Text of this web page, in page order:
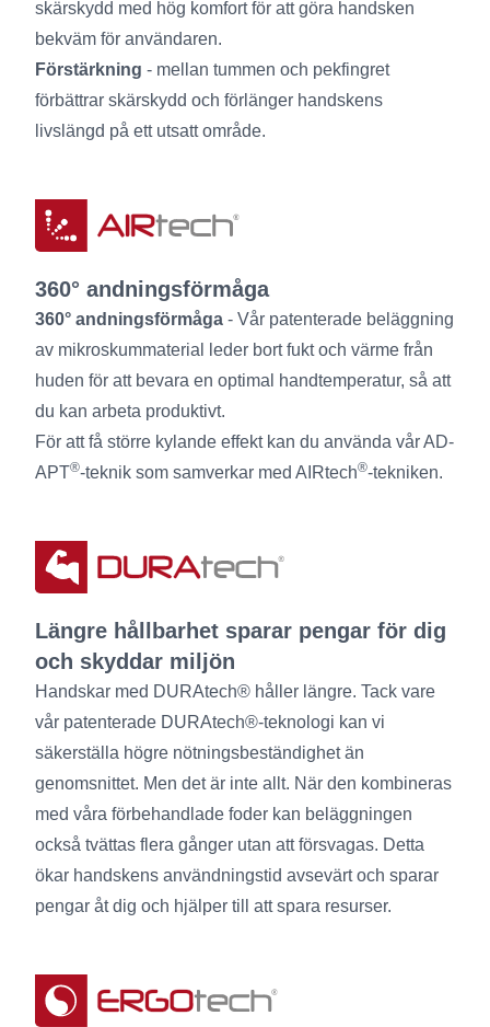
skärskydd med hög komfort för att göra handsken
bekväm för användaren.
Förstärkning - mellan tummen och pekfingret
förbättrar skärskydd och förlänger handskens
livslängd på ett utsatt område.
360° andningsförmåga
360° andningsförmåga - Vår patenterade beläggning
av mikroskummaterial leder bort fukt och värme från
huden för att bevara en optimal handtemperatur, så att
du kan arbeta produktivt.
För att få större kylande effekt kan du använda vår AD-
APT®-teknik som samverkar med AIRtech®-tekniken.
Längre hållbarhet sparar pengar för dig
och skyddar miljön
Handskar med DURAtech® håller längre. Tack vare
vår patenterade DURAtech®-teknologi kan vi
säkerställa högre nötningsbeständighet än
genomsnittet. Men det är inte allt. När den kombineras
med våra förbehandlade foder kan beläggningen
också tvättas flera gånger utan att försvagas. Detta
ökar handskens användningstid avsevärt och sparar
pengar åt dig och hjälper till att spara resurser.